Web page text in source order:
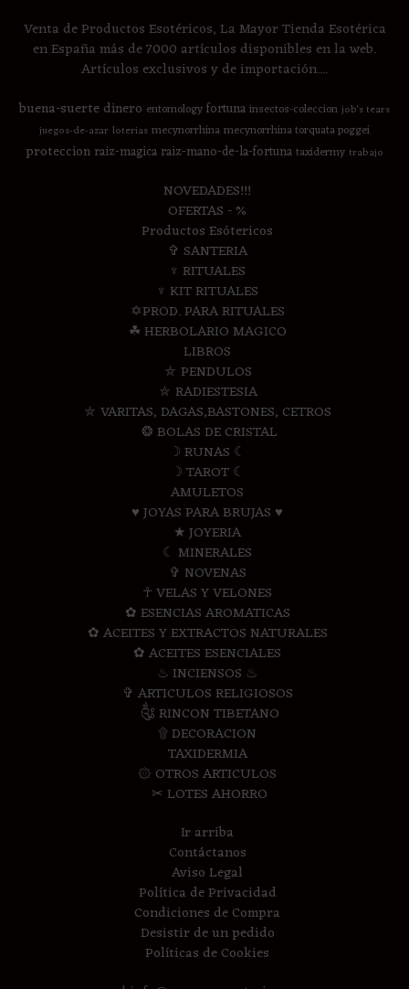
Venta de Productos Esotéricos, La Mayor Tienda Esotérica
en España más de 7000 artículos disponibles en la web.
Artículos exclusivos y de importación....
buena-suertedinero entomologyfortunainsectos-coleccion job's tears
juegos-de-azar loterias mecynorrhinamecynorrhina torquata poggei
proteccion raiz-magica raiz-mano-de-la-fortunataxidermy trabajo
NOVEDADES!!!
OFERTAS - %
Productos Esótericos
✞ SANTERIA
♆ RITUALES
♆ KIT RITUALES
✡PROD. PARA RITUALES
☘ HERBOLARIO MAGICO
LIBROS
⛤ PENDULOS
⛤ RADIESTESIA
⛤ VARITAS, DAGAS,BASTONES, CETROS
❂ BOLAS DE CRISTAL
☽ RUNAS ☾
☽ TAROT ☾
AMULETOS
♥ JOYAS PARA BRUJAS ♥
★ JOYERIA
☾ MINERALES
✞ NOVENAS
☥ VELAS Y VELONES
✿ ESENCIAS AROMATICAS
✿ ACEITES Y EXTRACTOS NATURALES
✿ ACEITES ESENCIALES
♨ INCIENSOS ♨
✞ ARTICULOS RELIGIOSOS
༃ RINCON TIBETANO
۩ DECORACION
TAXIDERMIA
۞ OTROS ARTICULOS
✂ LOTES AHORRO
Ir arriba
Contáctanos
Aviso Legal
Política de Privacidad
Condiciones de Compra
Desistir de un pedido
Políticas de Cookies